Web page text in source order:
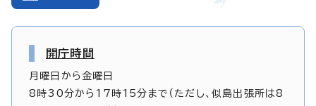
開庁時間
月曜日から金曜日
8時30分から17時15分まで（ただし、似島出張所は8